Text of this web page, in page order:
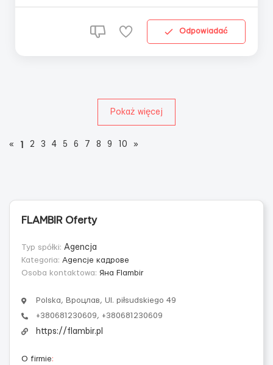
rozliczenie kasy po zakończeni...
Odpowiadać
Pokaż więcej
« 2 3 4 5 6 7 8 9 10 »
FLAMBIR Oferty
Typ spółki: Agencja
Kategoria: Agencje кадровe
Osoba kontaktowa: Яна Flambir
Polska, Вроцлав, Ul. piłsudskiego 49
+380681230609, +380681230609
https://flambir.pl
O firmie: